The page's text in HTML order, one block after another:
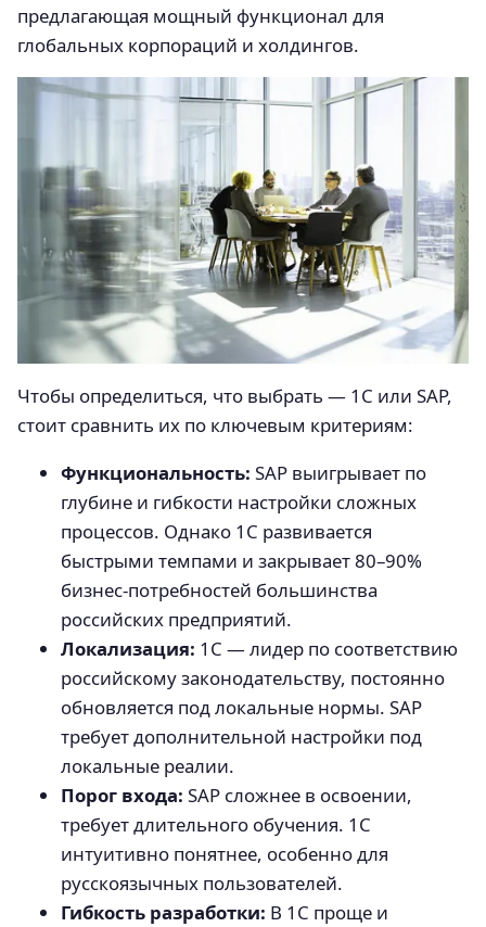
предлагающая мощный функционал для
глобальных корпораций и холдингов.
Чтобы определиться, что выбрать — 1С или SAP,
стоит сравнить их по ключевым критериям:
Функциональность: SAP выигрывает по
глубине и гибкости настройки сложных
процессов. Однако 1С развивается
быстрыми темпами и закрывает 80–90%
бизнес-потребностей большинства
российских предприятий.
Локализация: 1С — лидер по соответствию
российскому законодательству, постоянно
обновляется под локальные нормы. SAP
требует дополнительной настройки под
локальные реалии.
Порог входа: SAP сложнее в освоении,
требует длительного обучения. 1С
интуитивно понятнее, особенно для
русскоязычных пользователей.
Гибкость разработки: В 1С проще и